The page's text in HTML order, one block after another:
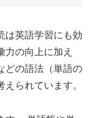
は英語学習にも効
力の向上に加え
どの語法（単語の
られています。